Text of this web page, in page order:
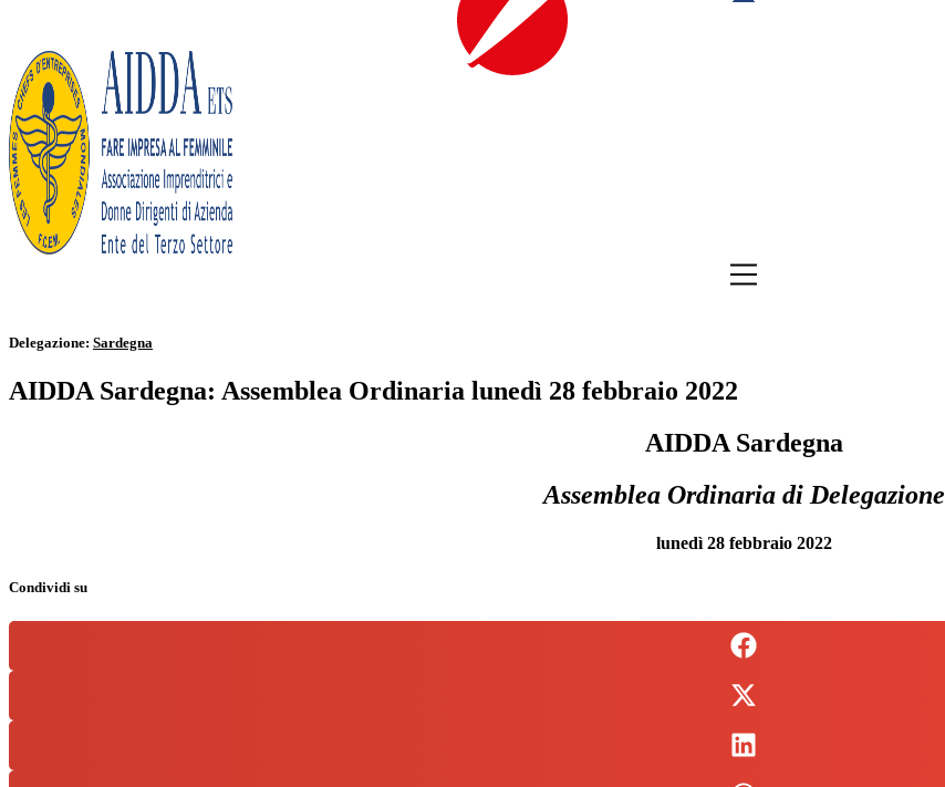
Delegazione: Sardegna
AIDDA Sardegna: Assemblea Ordinaria lunedì 28 febbraio 2022
AIDDA Sardegna
Assemblea Ordinaria di Delegazione
lunedì 28 febbraio 2022
Condividi su